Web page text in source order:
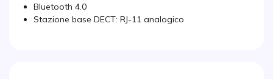
Bluetooth 4.0
Stazione base DECT: RJ-11 analogico